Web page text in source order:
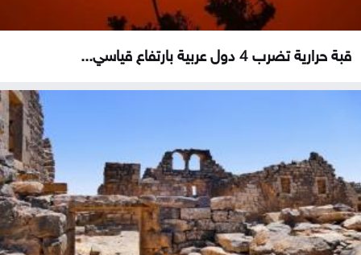
قبة حرارية تضرب 4 دول عربية بارتفاع قياسي...